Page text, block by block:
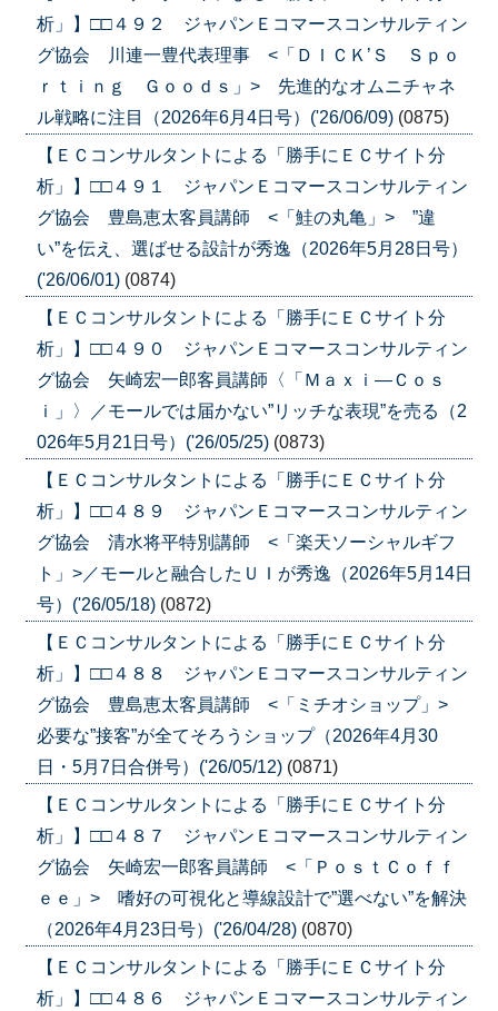
析」】□□４９２ ジャパンＥコマースコンサルティン
グ協会 川連一豊代表理事 <「ＤＩＣＫ’Ｓ Ｓｐｏ
ｒｔｉｎｇ Ｇｏｏｄｓ」> 先進的なオムニチャネ
ル戦略に注目（2026年6月4日号）('26/06/09) (0875)
【ＥＣコンサルタントによる「勝手にＥＣサイト分
析」】□□４９１ ジャパンＥコマースコンサルティン
グ協会 豊島恵太客員講師 <「鮭の丸亀」> ”違
い”を伝え、選ばせる設計が秀逸（2026年5月28日号）
('26/06/01) (0874)
【ＥＣコンサルタントによる「勝手にＥＣサイト分
析」】□□４９０ ジャパンＥコマースコンサルティン
グ協会 矢崎宏一郎客員講師〈「Ｍａｘｉ―Ｃｏｓ
ｉ」〉／モールでは届かない”リッチな表現”を売る（2
026年5月21日号）('26/05/25) (0873)
【ＥＣコンサルタントによる「勝手にＥＣサイト分
析」】□□４８９ ジャパンＥコマースコンサルティン
グ協会 清水将平特別講師 <「楽天ソーシャルギフ
ト」>／モールと融合したＵＩが秀逸（2026年5月14日
号）('26/05/18) (0872)
【ＥＣコンサルタントによる「勝手にＥＣサイト分
析」】□□４８８ ジャパンＥコマースコンサルティン
グ協会 豊島恵太客員講師 <「ミチオショップ」>
必要な”接客”が全てそろうショップ（2026年4月30
日・5月7日合併号）('26/05/12) (0871)
【ＥＣコンサルタントによる「勝手にＥＣサイト分
析」】□□４８７ ジャパンＥコマースコンサルティン
グ協会 矢崎宏一郎客員講師 <「ＰｏｓｔＣｏｆｆ
ｅｅ」> 嗜好の可視化と導線設計で”選べない”を解決
（2026年4月23日号）('26/04/28) (0870)
【ＥＣコンサルタントによる「勝手にＥＣサイト分
析」】□□４８６ ジャパンＥコマースコンサルティン